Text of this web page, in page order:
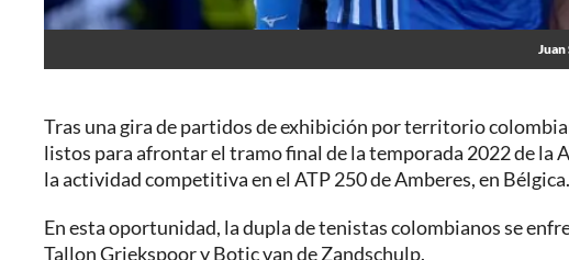
Tras una gira de partidos de exhibición por territorio
listos para afrontar el tramo final de la temporada 2022 de la
la actividad competitiva en el ATP 250 de Amberes, en Bélgica.
En esta oportunidad, la dupla de tenistas colombianos se
Tallon Griekspoor y Botic van de Zandschulp.